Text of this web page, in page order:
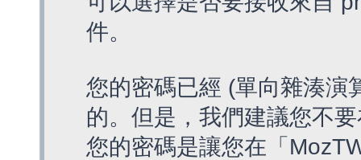
件。
您的密碼已經 (單向雜湊演
的。但是，我們建議您不
您的密碼是讓您在「